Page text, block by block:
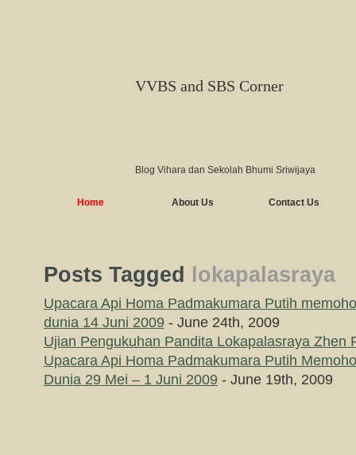
VVBS and SBS Corner
Blog Vihara dan Sekolah Bhumi Sriwijaya
Home About Us Contact Us
Posts Tagged lokapalasraya
Upacara Api Homa Padmakumara Putih
dunia 14 Juni 2009 - June 24th, 2009
Ujian Pengukuhan Pandita Lokapalasraya Zhen
Upacara Api Homa Padmakumara Putih
Dunia 29 Mei – 1 Juni 2009 - June 19th, 2009